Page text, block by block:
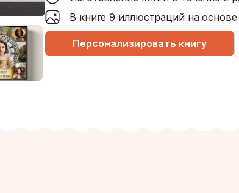
В книге 9 иллюстраций на
Персонализировать книгу